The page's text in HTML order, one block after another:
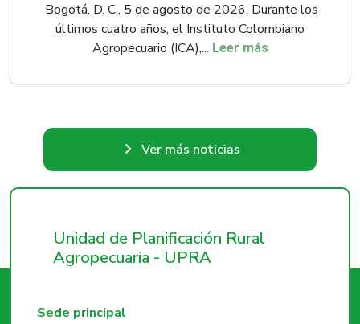
Bogotá, D. C., 5 de agosto de 2026. Durante los
últimos cuatro años, el Instituto Colombiano
Agropecuario (ICA),... Leer más
Ver más noticias
Unidad de Planificación Rural
Agropecuaria - UPRA
Sede principal